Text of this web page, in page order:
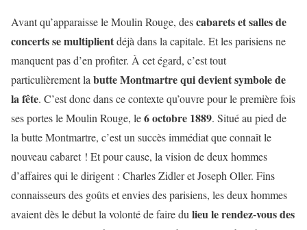
Avant qu’apparaisse le Moulin Rouge, descabarets et salles de
concertsse multiplientdéjà dans la capitale. Et les parisiens ne
manquent pas d’en profiter. À cet égard, c’est tout
particulièrement labutte Montmartre qui devient symbole de
la fête. C’est donc dans ce contexte qu’ouvre pour le première fois
ses portes le Moulin Rouge, le6 octobre 1889. Situé au pied de
la butte Montmartre, c’est un succès immédiat que connaît le
nouveau cabaret ! Et pour cause, la vision de deux hommes
d’affaires qui le dirigent : Charles Zidler et Joseph Oller. Fins
connaisseurs des goûts et envies des parisiens, les deux hommes
avaient dès le début la volonté de faire dulieu le rendez-vous des